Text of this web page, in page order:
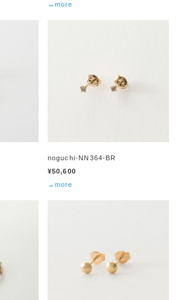
→more
noguchi-NN364-BR
¥50,600
→more